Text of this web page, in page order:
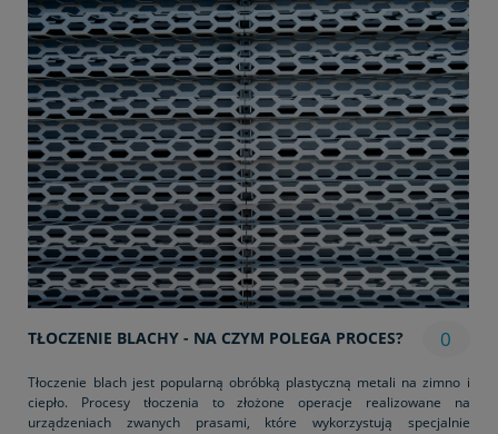
TŁOCZENIE BLACHY - NA CZYM POLEGA PROCES? 0
Tłoczenie blach jest popularną obróbką plastyczną metali na zimno i
ciepło. Procesy tłoczenia to złożone operacje realizowane na
urządzeniach zwanych prasami, które wykorzystują specjalnie